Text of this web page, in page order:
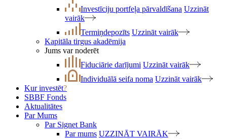
Investīciju portfeļa pārvaldīšana Uzzināt
vairāk
Termiņdepozīts Uzzināt vairāk
Kapitāla tirgus akadēmija
Jums var noderēt
Fiduciārie darījumi Uzzināt vairāk
Individuālā seifa noma Uzzināt vairāk
Kur investēt?
SBBF Fonds
Aktualitātes
Par Mums
Par Signet Bank
Par mums UZZINĀT VAIRĀK